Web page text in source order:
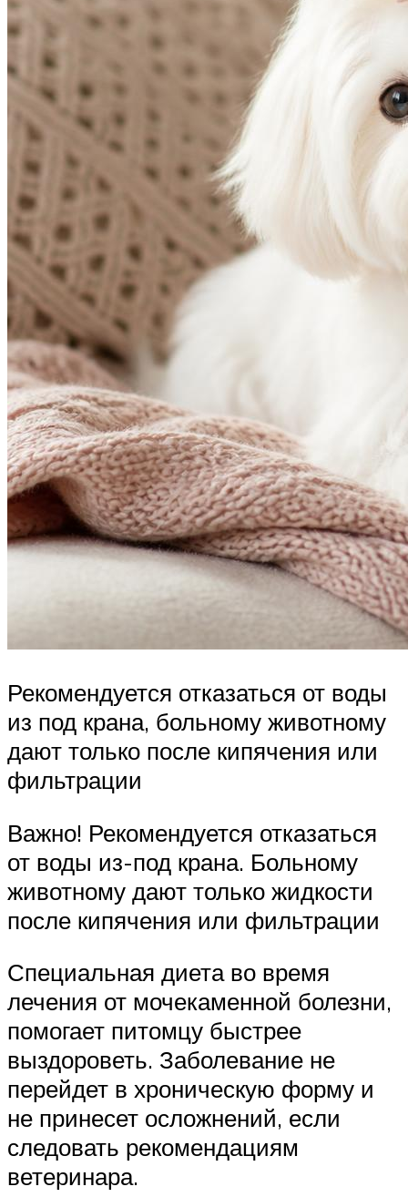
Рекомендуется отказаться от воды
из под крана, больному животному
дают только после кипячения или
фильтрации
Важно! Рекомендуется отказаться
от воды из-под крана. Больному
животному дают только жидкости
после кипячения или фильтрации
Специальная диета во время
лечения от мочекаменной болезни,
помогает питомцу быстрее
выздороветь. Заболевание не
перейдет в хроническую форму и
не принесет осложнений, если
следовать рекомендациям
ветеринара.